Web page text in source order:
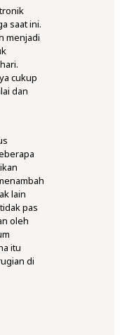
saat ini.
menjadi
cukup
dan
lain
pas
oleh
itu
di